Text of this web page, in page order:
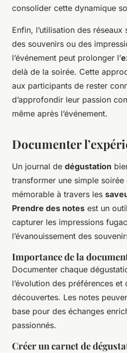
consolider cette dynamique
Enfin, l’utilisation des
des souvenirs ou des
l’événement peut prolonger l’
delà de la soirée. Cette
aux participants de rester
d’approfondir leur passion
même après l’événement.
Documenter
Un journal de dégustation
transformer une simple soirée
mémorable à travers les
Prendre des notes est un
capturer les impressions
l’évanouissement des
Importance de la
Documenter chaque
l’évolution des préférences et
découvertes. Les notes
base pour des échanges
passionnés.
Créer un carnet de